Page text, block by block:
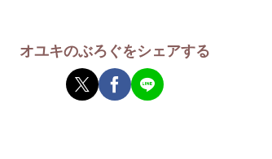
オユキのぶろぐをシェアする